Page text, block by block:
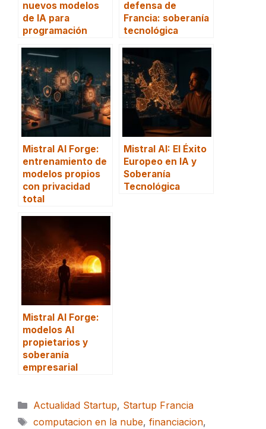
nuevos modelos
de IA para
programación
defensa de
Francia: soberanía
tecnológica
Mistral AI Forge:
entrenamiento de
modelos propios
con privacidad
total
Mistral AI: El Éxito
Europeo en IA y
Soberanía
Tecnológica
Mistral AI Forge:
modelos AI
propietarios y
soberanía
empresarial
Categorías
Actualidad Startup, Startup Francia
Etiquetas
computacion en la nube, financiacion,